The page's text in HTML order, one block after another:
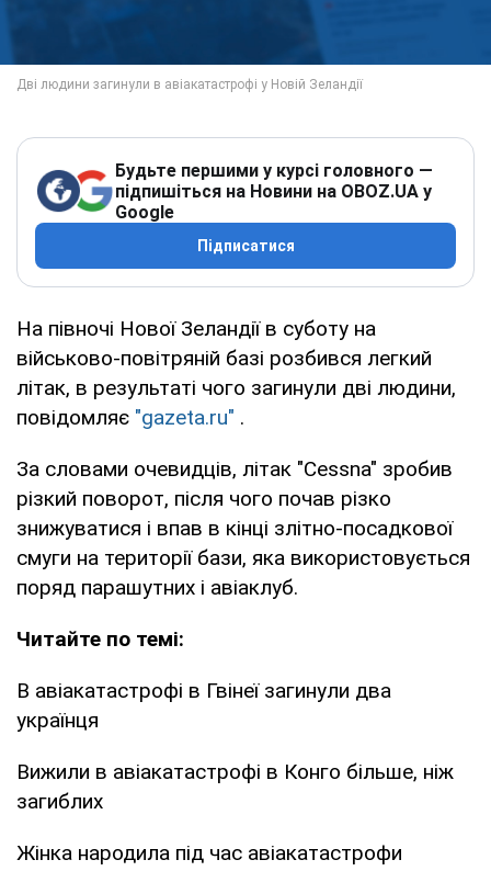
Будьте першими у курсі головного —
підпишіться на Новини на OBOZ.UA у
Google
Підписатися
На півночі Нової Зеландії в суботу на
військово-повітряній базі розбився легкий
літак, в результаті чого загинули дві людини,
повідомляє "gazeta.ru" .
За словами очевидців, літак "Cessna" зробив
різкий поворот, після чого почав різко
знижуватися і впав в кінці злітно-посадкової
смуги на території бази, яка використовується
поряд парашутних і авіаклуб.
Читайте по темі:
В авіакатастрофі в Гвінеї загинули два
українця
Вижили в авіакатастрофі в Конго більше, ніж
загиблих
Жінка народила під час авіакатастрофи